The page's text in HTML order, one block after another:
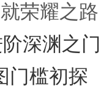
荣耀之路
深渊之
门槛初探